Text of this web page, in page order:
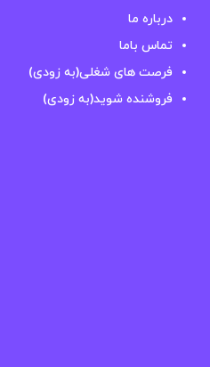
درباره ما
تماس باما
فرصت های شغلی(به زودی)
فروشنده شوید(به زودی)